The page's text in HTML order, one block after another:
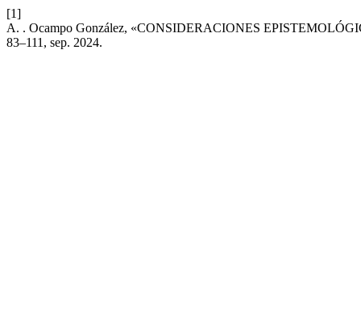
[1]
A. . Ocampo González, «CONSIDERACIONES
83–111, sep. 2024.